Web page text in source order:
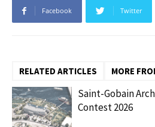
Facebook Twitter
RELATED ARTICLES MORE
Saint-Gobain
Contest 2026